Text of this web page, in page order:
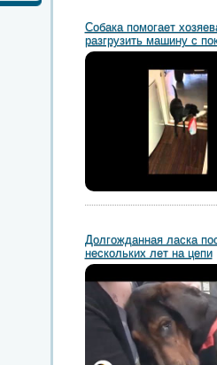
Собака помогает
разгрузить машину с
Долгожданная ласка
нескольких лет на цепи